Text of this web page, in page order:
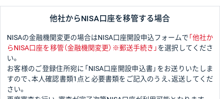
他社からNISA口座を移管する場合
NISAの金融機関変更の場合はNISA口座開設申込フォームで「他社か
らNISA口座を移管（金融機関変更）※郵送手続き」 を選択してくださ
い。
お客様のご登録住所宛に「NISA口座開設申込書」をお送りいたしま
すので、本人確認書類1点と必要書類をご記入のうえ、返送してくだ
さい。